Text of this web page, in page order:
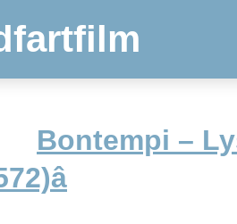
Bontempi –